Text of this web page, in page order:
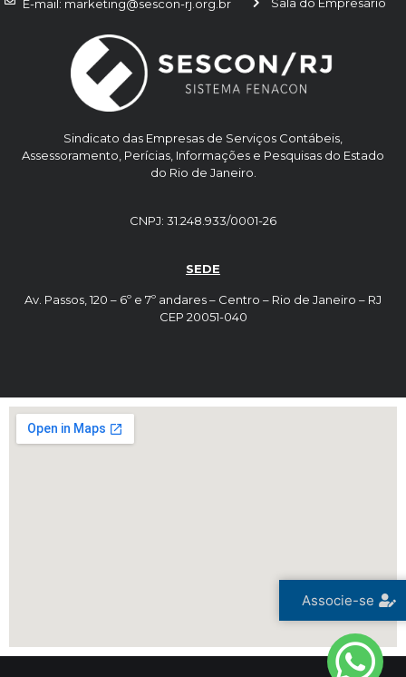
Sindicato das Empresas de Serviços Contábeis,
Assessoramento, Perícias, Informações e Pesquisas do Estado
do Rio de Janeiro.
CNPJ: 31.248.933/0001-26
SEDE
Av. Passos, 120 – 6º e 7º andares – Centro – Rio de Janeiro – RJ
CEP 20051-040
E-mail: marketing@sescon-rj.org.br
Associe-se